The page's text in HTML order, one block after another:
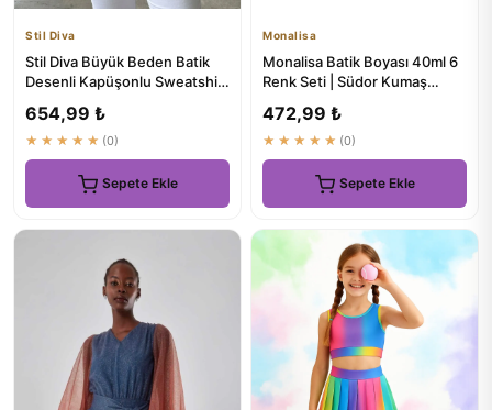
Stil Diva
Stil Diva Büyük Beden Batik
Desenli Kapüşonlu Sweatshirt
654,99 ₺
★★★★★ (0)
Sepete Ekle
Monalisa
Monalisa Batik Boyası 40ml 6
Renk Seti | Südor Kumaş
472,99 ₺
★★★★★ (0)
Sepete Ekle